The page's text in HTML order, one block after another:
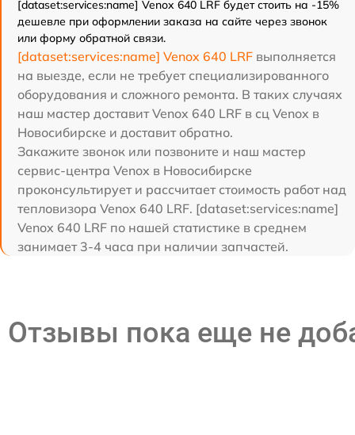
[dataset:services:name] Venox 640 LRF будет стоить на -15%
дешевле при оформлении заказа на сайте через звонок
или форму обратной связи.
[dataset:services:name] Venox 640 LRF выполняется
на выезде, если не требует специализированного
оборудования и сложного ремонта. В таких случаях
наш мастер доставит Venox 640 LRF в сц Venox в
Новосибирске и доставит обратно.
Закажите звонок или позвоните и наш мастер
сервис-центра Venox в Новосибирске
проконсультирует и рассчитает стоимость работ над
тепловизора Venox 640 LRF. [dataset:services:name]
Venox 640 LRF по нашей статистике в среднем
занимает 3-4 часа при наличии запчастей.
Отзывы пока еще не